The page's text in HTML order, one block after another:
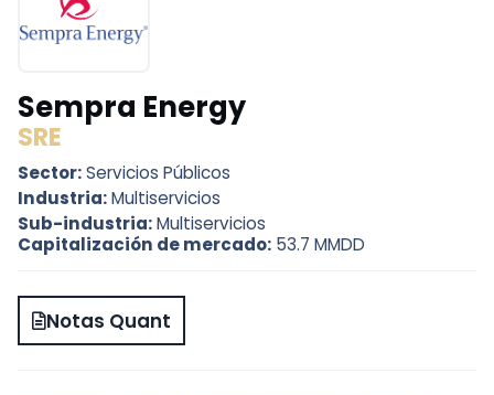
Sempra Energy
SRE
Sector:Servicios Públicos
Industria:Multiservicios
Sub-industria:Multiservicios
Capitalización de mercado: 53.7 MMDD
Notas Quant